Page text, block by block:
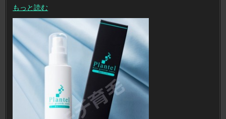
もっと読む